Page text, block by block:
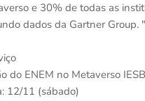
e 30% de todas as
dados da Gartner Group.
do ENEM no Metaverso IESB
12/11 (sábado)